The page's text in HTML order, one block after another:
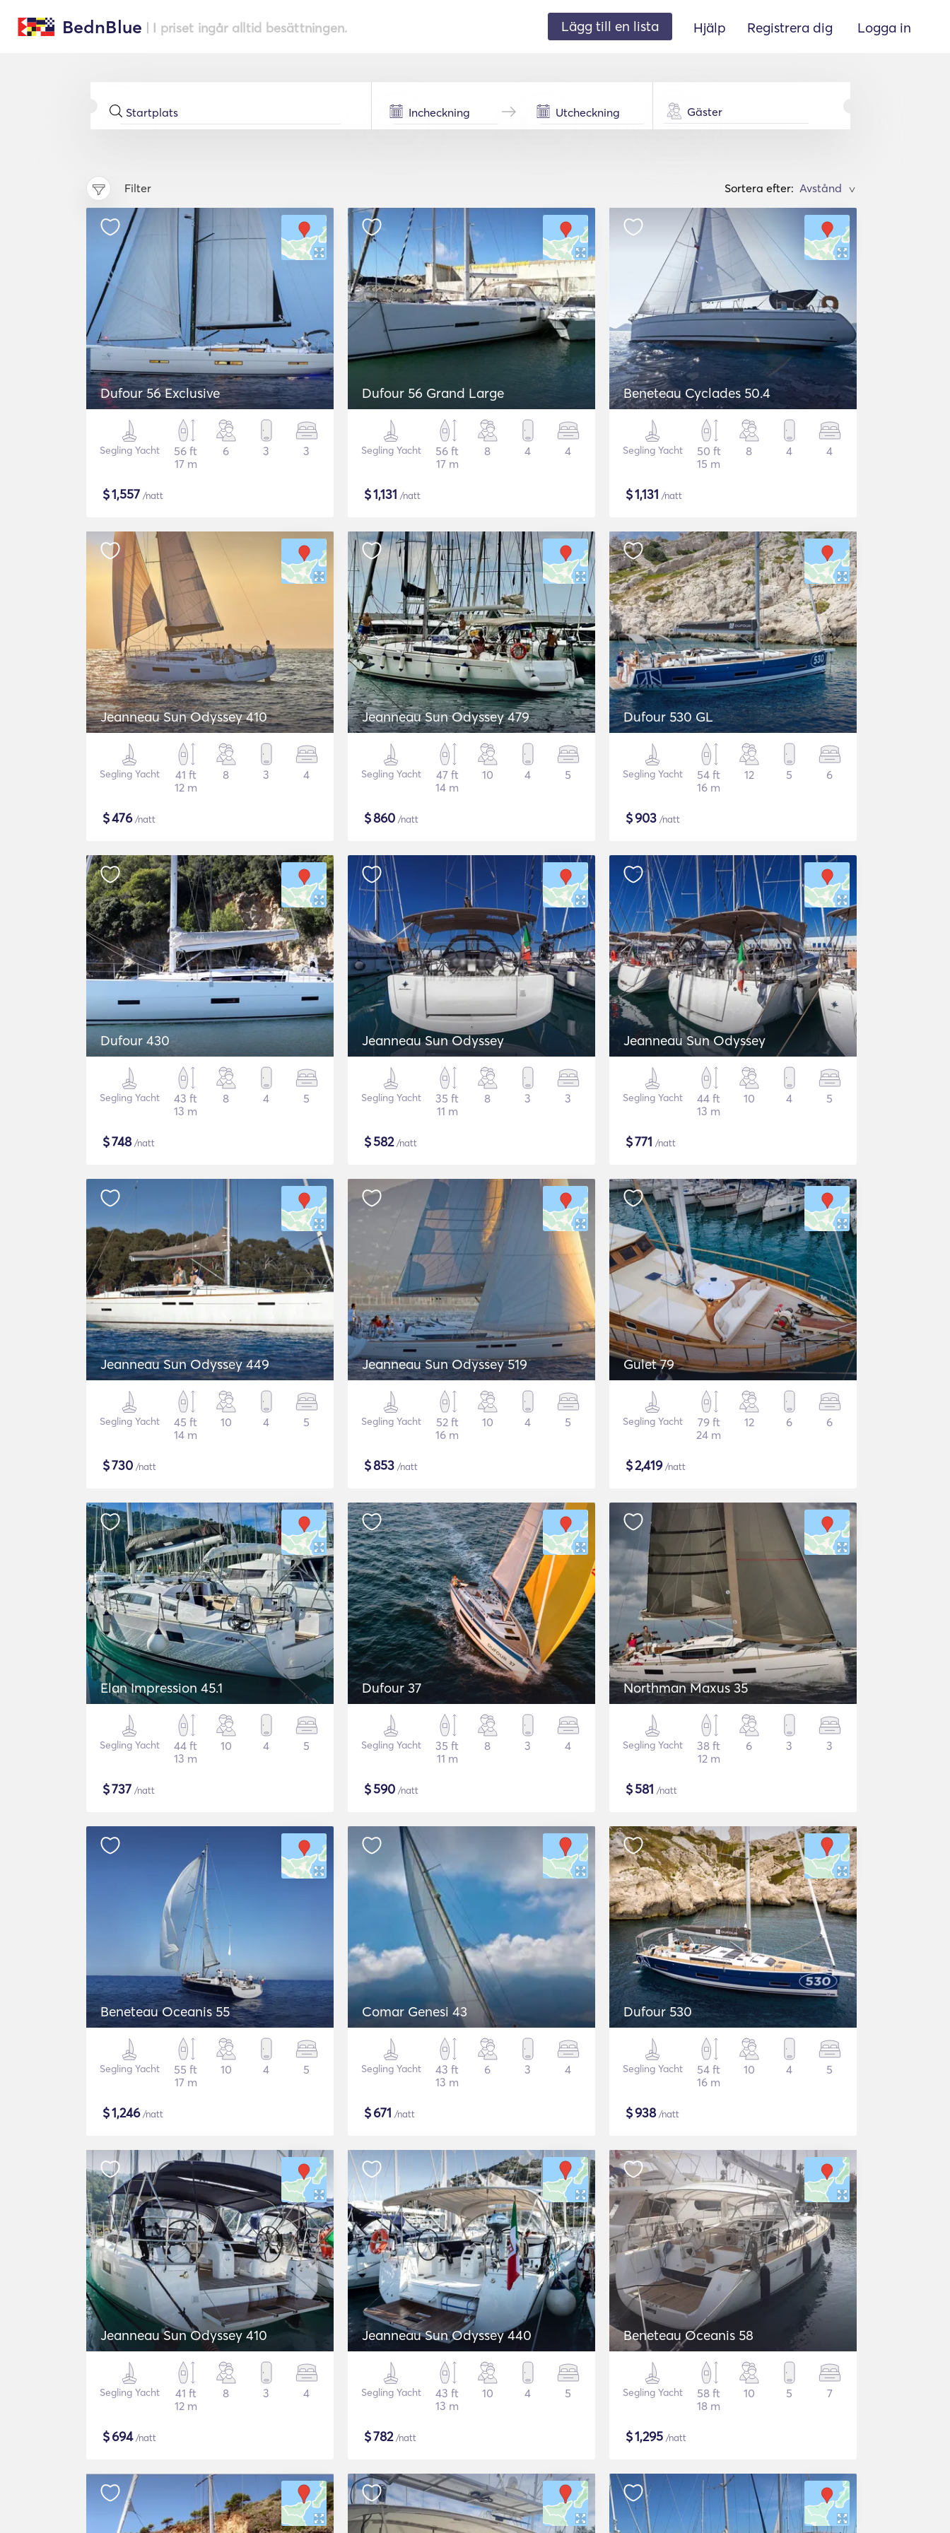
BednBlue | I priset ingår alltid besättningen. Lägg till en lista Hjälp Registrera dig Logga in
Gäster
Filter Sortera efter: >
Dufour 56 Exclusive
Segling Yacht
56 ft
17 m
6 3 3
$1,557 /natt
Dufour 56 Grand Large
Segling Yacht
56 ft
17 m
8 4 4
$1,131 /natt
Beneteau Cyclades 50.4
Segling Yacht
50 ft
15 m
8 4 4
$1,131 /natt
Jeanneau Sun Odyssey 410
Segling Yacht
41 ft
12 m
8 3 4
$476/natt
Jeanneau Sun Odyssey 479
Segling Yacht
47 ft
14 m
10 4 5
$860 /natt
Dufour 530 GL
Segling Yacht
54 ft
16 m
12 5 6
$903 /natt
Dufour 430
Segling Yacht
43 ft
13 m
8 4 5
$748/natt
Jeanneau Sun Odyssey
Segling Yacht
35 ft
11 m
8 3 3
$582/natt
Jeanneau Sun Odyssey
Segling Yacht
44 ft
13 m
10 4 5
$771 /natt
Jeanneau Sun Odyssey 449
Segling Yacht
45 ft
14 m
10 4 5
$730 /natt
Jeanneau Sun Odyssey 519
Segling Yacht
52 ft
16 m
10 4 5
$853 /natt
Gulet 79
Segling Yacht
79 ft
24 m
12 6 6
$2,419/natt
Elan Impression 45.1
Segling Yacht
44 ft
13 m
10 4 5
$737 /natt
Dufour 37
Segling Yacht
35 ft
11 m
8 3 4
$590 /natt
Northman Maxus 35
Segling Yacht
38 ft
12 m
6 3 3
$581 /natt
Beneteau Oceanis 55
Segling Yacht
55 ft
17 m
10 4 5
$1,246/natt
Comar Genesi 43
Segling Yacht
43 ft
13 m
6 3 4
$671 /natt
Dufour 530
Segling Yacht
54 ft
16 m
10 4 5
$938/natt
Jeanneau Sun Odyssey 410
Segling Yacht
41 ft
12 m
8 3 4
$694/natt
Jeanneau Sun Odyssey 440
Segling Yacht
43 ft
13 m
10 4 5
$782/natt
Beneteau Oceanis 58
Segling Yacht
58 ft
18 m
10 5 7
$1,295 /natt